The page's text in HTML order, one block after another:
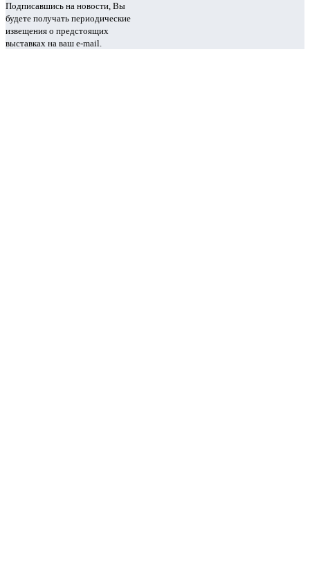
Подписавшись на новости, Вы
будете получать периодические
извещения о предстоящих
выставках на ваш e-mail.